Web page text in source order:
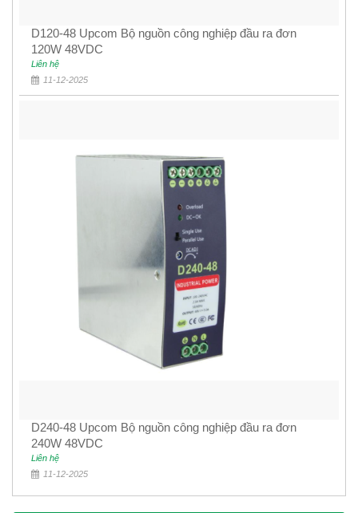
D120-48 Upcom Bộ nguồn công nghiệp đầu ra đơn
120W 48VDC
Liên hệ
11-12-2025
D240-48 Upcom Bộ nguồn công nghiệp đầu ra đơn
240W 48VDC
Liên hệ
11-12-2025